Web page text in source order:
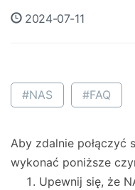
2024-07-11
#NAS #FAQ
Aby zdalnie połączyć
wykonać poniższe
Upewnij się, że